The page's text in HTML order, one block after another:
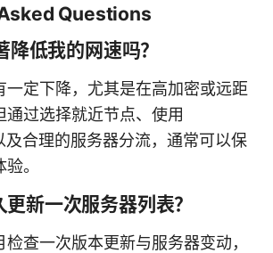
Questions
降低我的网速吗？
一定下降，尤其是在高加密或远距
通过选择就近节点、使用
合理的服务器分流，通常可以保
。
新一次服务器列表？
查一次版本更新与服务器变动，